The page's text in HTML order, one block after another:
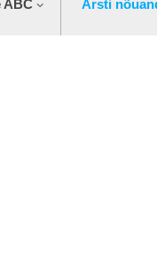
ABC Arsti